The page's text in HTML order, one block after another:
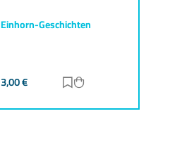
Einhorn-Geschichten
3,00€ Zur Merkliste